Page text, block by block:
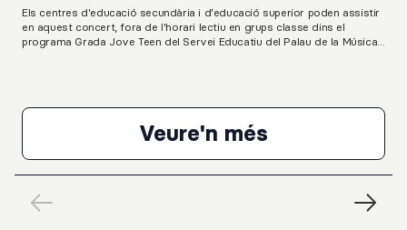
Els centres d'educació secundària i d'educació superior poden assistir
en aquest concert, fora de l'horari lectiu en grups classe dins el
programa Grada Jove Teen del Servei Educatiu del Palau de la Música
Veure'n mésPierre Laurent